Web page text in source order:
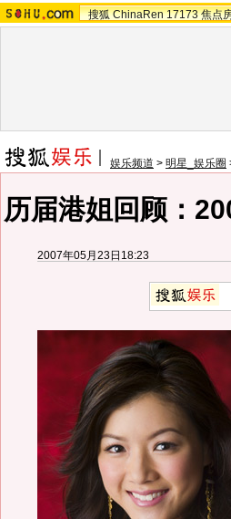
搜狐 ChinaRen 17173 焦点
娱乐频道 > 明星_娱乐圈
历届港姐回顾：
2007年05月23日18:23